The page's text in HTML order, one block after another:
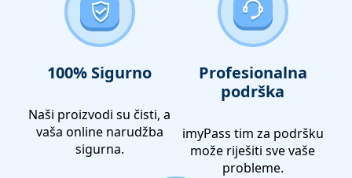
100% Sigurno
Naši proizvodi su čisti, a
vaša online narudžba
sigurna.
Profesionalna
podrška
imyPass tim za podršku
može riješiti sve vaše
probleme.